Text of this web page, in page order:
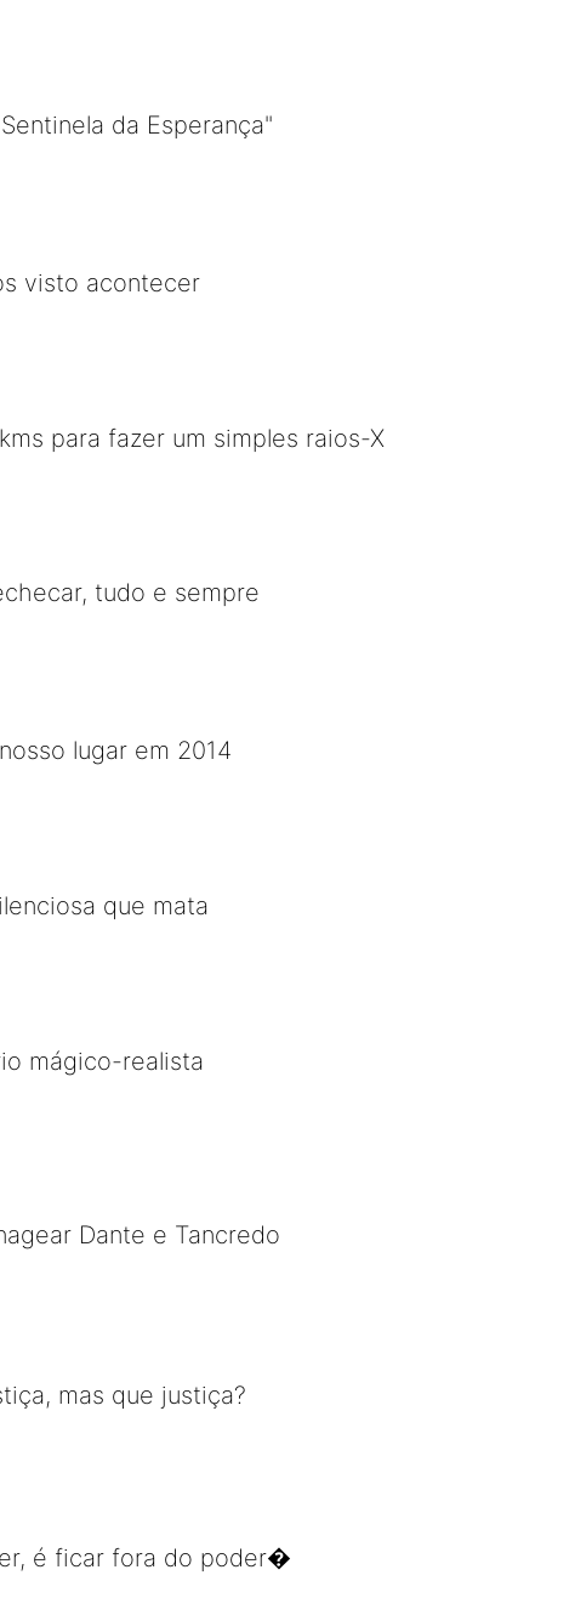
da Esperança"
visto acontecer
para fazer um simples raios-X
tudo e sempre
lugar em 2014
que mata
mágico-realista
Dante e Tancredo
mas que justiça?
é ficar fora do poder�